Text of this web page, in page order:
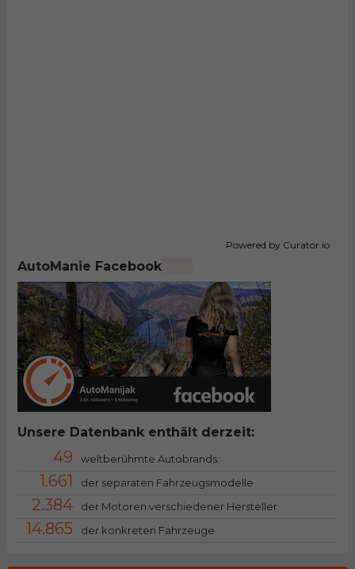
Powered by Curator.io
AutoManie Facebook
Unsere Datenbank enthält derzeit:
49 weltberühmte Autobrands
1.661 der separaten Fahrzeugsmodelle
2.384 der Motoren verschiedener Hersteller
14.865 der konkreten Fahrzeuge